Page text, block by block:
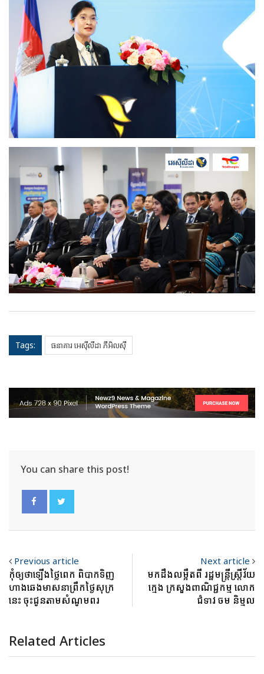
Tags: ធនាគារ អេស៊ីលីដា ភីអិលស៊ី
You can share this post!
Previous article
កុំឲ្យថាឡើងថ្លៃពេក ពិបាកទិញ
ហាងឆេងមាសនាព្រឹកថ្ងៃសុក្រ
នេះ ចុះជូនតាមសំណូមពរ
Next article
មកដឹងលម្អឹតពី រដ្ឋមន្ត្រីស្ត្រីវ័យ
ក្មេង ក្រសួងពាណិជ្ជកម្ម លោក
ជំទាវ ចម និម្មល
Related Articles